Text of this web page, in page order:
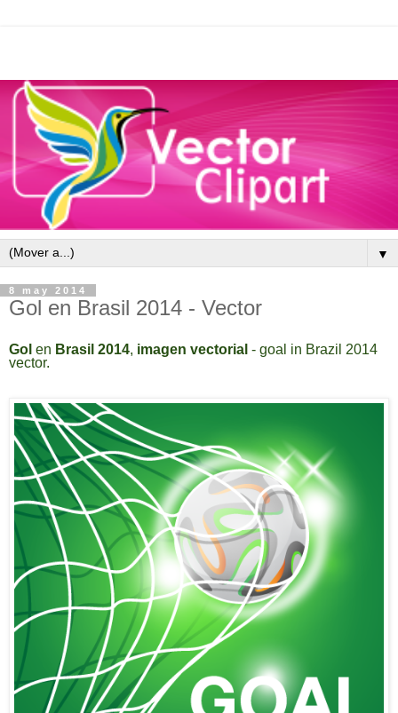
▼
8 may 2014
Gol en Brasil 2014 - Vector
Gol en Brasil 2014, imagen vectorial - goal in Brazil 2014
vector.